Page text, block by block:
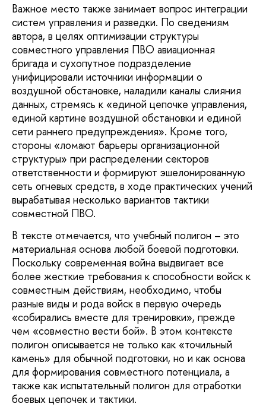
Важное место также занимает вопрос интеграции
систем управления и разведки. По сведениям
автора, в целях оптимизации структуры
совместного управления ПВО авиационная
бригада и сухопутное подразделение
унифицировали источники информации о
воздушной обстановке, наладили каналы слияния
данных, стремясь к «единой цепочке управления,
единой картине воздушной обстановки и единой
сети раннего предупреждения». Кроме того,
стороны «ломают барьеры организационной
структуры» при распределении секторов
ответственности и формируют эшелонированную
сеть огневых средств, в ходе практических учений
вырабатывая несколько вариантов тактики
совместной ПВО.
В тексте отмечается, что учебный полигон – это
материальная основа любой боевой подготовки.
Поскольку современная война выдвигает все
более жесткие требования к способности войск к
совместным действиям, необходимо, чтобы
разные виды и рода войск в первую очередь
«собирались вместе для тренировки», прежде
чем «совместно вести бой». В этом контексте
полигон описывается не только как «точильный
камень» для обычной подготовки, но и как основа
для формирования совместного потенциала, а
также как испытательный полигон для отработки
боевых цепочек и тактики.